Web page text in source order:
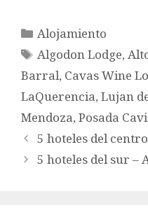
Categorías
Alojamiento
Etiquetas
Algodon Lodge,
Barral, Cavas Wine
LaQuerencia, Lujan
Mendoza, Posada
5 hoteles del
5 hoteles del sur –